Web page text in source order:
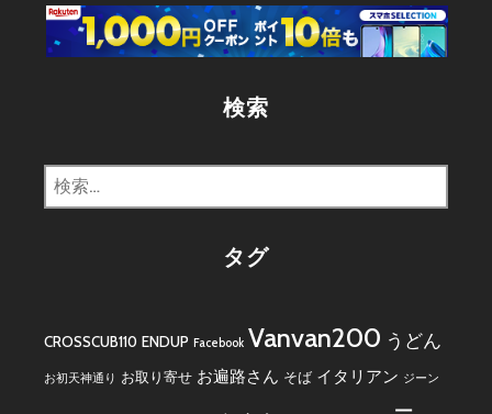
ゴ
リ
検索
検
索:
タグ
CROSSCUB110 ENDUP Facebook Vanvan200 うどん
お初天神通り お取り寄せ お遍路さん そば イタリアン ジーン